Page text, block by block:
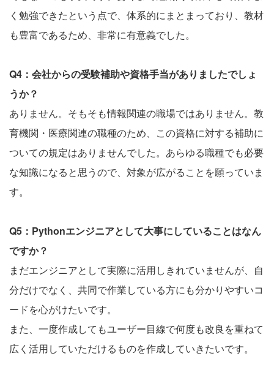
く勉強できたという点で、体系的にまとまっており、教材
も豊富であるため、非常に有意義でした。
Q4：会社からの受験補助や資格手当がありましたでしょ
うか？
ありません。そもそも情報関連の職場ではありません。教
育機関・医療関連の職種のため、この資格に対する補助に
ついての規定はありませんでした。あらゆる職種でも必要
な知識になると思うので、対象が広がることを願っていま
す。
Q5：Pythonエンジニアとして大事にしていることはなん
ですか？
まだエンジニアとして実際に活用しきれていませんが、自
分だけでなく、共同で作業している方にも分かりやすいコ
ードを心がけたいです。
また、一度作成してもユーザー目線で何度も改良を重ねて
広く活用していただけるものを作成していきたいです。